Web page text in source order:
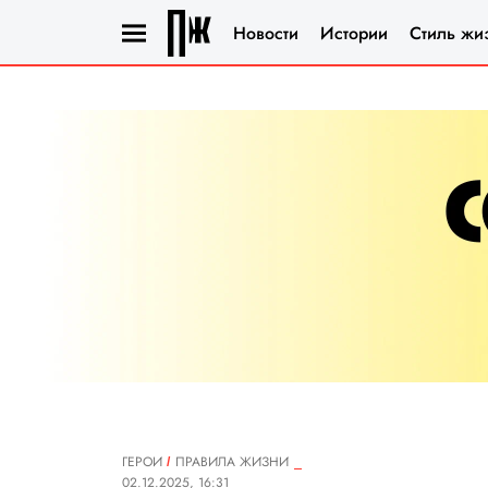
Новости Истории Стиль
ГЕРОИ
ПРАВИЛА ЖИЗНИ
02.12.2025, 16:31